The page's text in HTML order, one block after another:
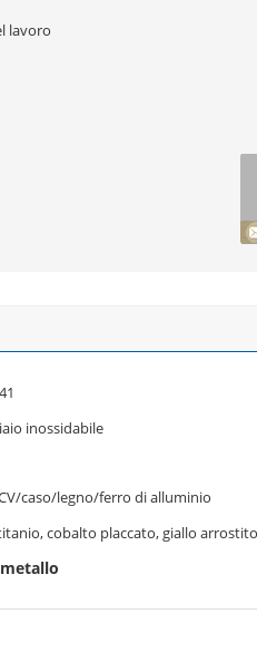
lavoro
inossidabile
caso/legno/ferro di alluminio
cobalto placcato, giallo